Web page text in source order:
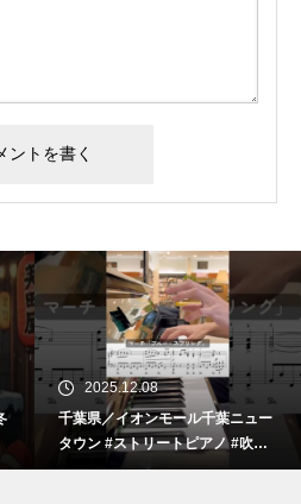
2025.12.08
千葉県／イオンモール千葉ニュー
タウン #ストリートピアノ #吹奏
楽